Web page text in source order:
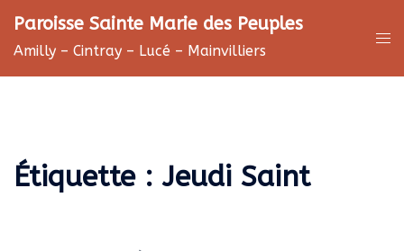
au
contenu
Paroisse Sainte Marie des Peuples
Amilly – Cintray – Lucé – Mainvilliers
Étiquette :Jeudi Saint